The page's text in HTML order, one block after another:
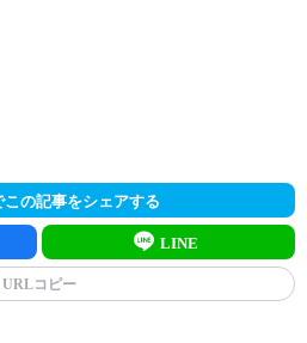
の記事をシェアする
LINE
URLコピー